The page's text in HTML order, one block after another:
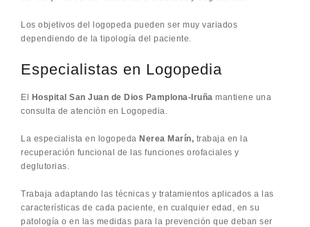
Los objetivos del logopeda pueden ser muy variados
dependiendo de la tipología del paciente.
Especialistas en Logopedia
El Hospital San Juan de Dios Pamplona-Iruña mantiene una
consulta de atención en Logopedia.
La especialista en logopeda Nerea Marín, trabaja en la
recuperación funcional de las funciones orofaciales y
deglutorias.
Trabaja adaptando las técnicas y tratamientos aplicados a las
características de cada paciente, en cualquier edad, en su
patología o en las medidas para la prevención que deban ser